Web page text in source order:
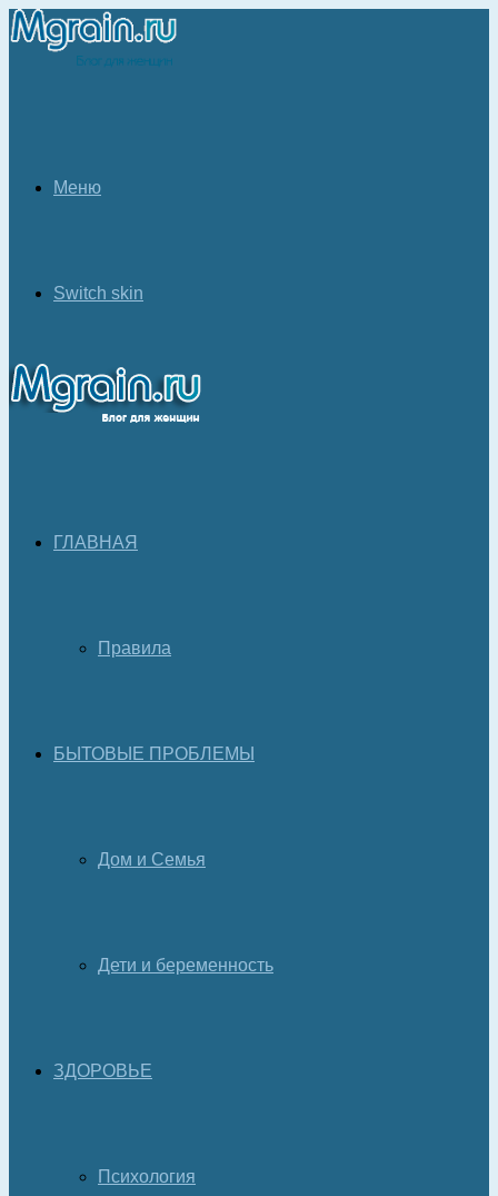
Меню
Switch skin
ГЛАВНАЯ
Правила
БЫТОВЫЕ ПРОБЛЕМЫ
Дом и Семья
Дети и беременность
ЗДОРОВЬЕ
Психология